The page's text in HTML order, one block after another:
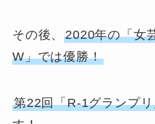
その後、2020年の「女
W」では優勝！
第22回「R-1グランプ